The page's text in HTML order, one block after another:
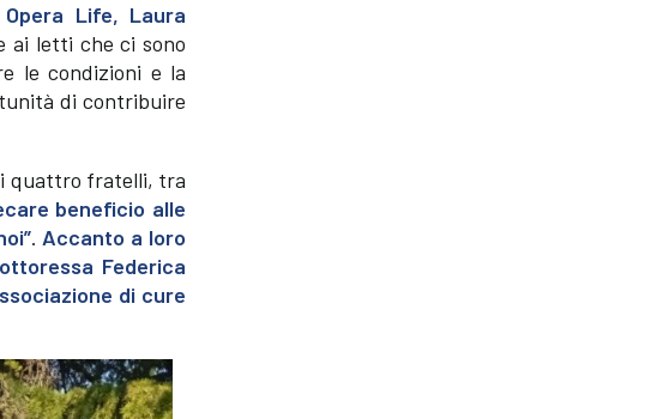
Life, Laura
ai letti che ci sono
le condizioni e la
di contribuire
i quattro fratelli, tra
beneficio alle
. Accanto a loro
Federica
di cure